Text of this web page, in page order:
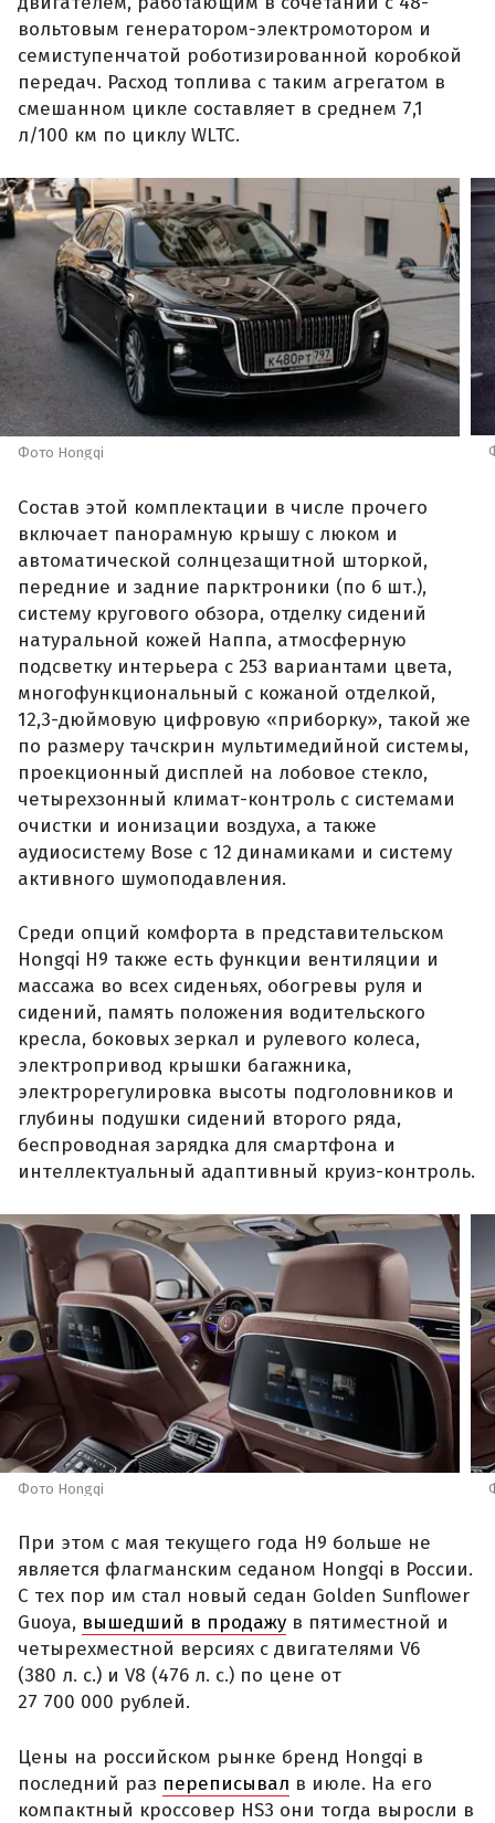
вольтовым генератором-электромотором и
семиступенчатой роботизированной коробкой
передач. Расход топлива с таким агрегатом в
смешанном цикле составляет в среднем 7,1
л/100 км по циклу WLTC.
Фото Hongqi
Состав этой комплектации в числе прочего
включает панорамную крышу с люком и
автоматической солнцезащитной шторкой,
передние и задние парктроники (по 6 шт.),
систему кругового обзора, отделку сидений
натуральной кожей Наппа, атмосферную
подсветку интерьера с 253 вариантами цвета,
многофункциональный с кожаной отделкой,
12,3-дюймовую цифровую «приборку», такой же
по размеру тачскрин мультимедийной системы,
проекционный дисплей на лобовое стекло,
четырехзонный климат-контроль с системами
очистки и ионизации воздуха, а также
аудиосистему Bose с 12 динамиками и систему
активного шумоподавления.
Среди опций комфорта в представительском
Hongqi H9 также есть функции вентиляции и
массажа во всех сиденьях, обогревы руля и
сидений, память положения водительского
кресла, боковых зеркал и рулевого колеса,
электропривод крышки багажника,
электрорегулировка высоты подголовников и
глубины подушки сидений второго ряда,
беспроводная зарядка для смартфона и
интеллектуальный адаптивный круиз-контроль.
Фото Hongqi
При этом с мая текущего года H9 больше не
является флагманским седаном Hongqi в России.
С тех пор им стал новый седан Golden Sunflower
Guoya, вышедший в продажу в пятиместной и
четырехместной версиях с двигателями V6
(380 л. с.) и V8 (476 л. с.) по цене от
27 700 000 рублей.
Цены на российском рынке бренд Hongqi в
последний раз переписывал в июле. На его
компактный кроссовер HS3 они тогда выросли в